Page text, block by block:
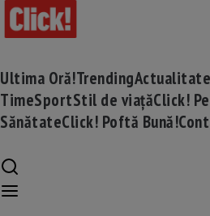
Ultima Oră!TrendingActualitate
TimeSportStil de viațăClick!
SănătateClick! Poftă Bună!